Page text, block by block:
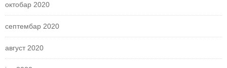
октобар 2020
септембар 2020
август 2020